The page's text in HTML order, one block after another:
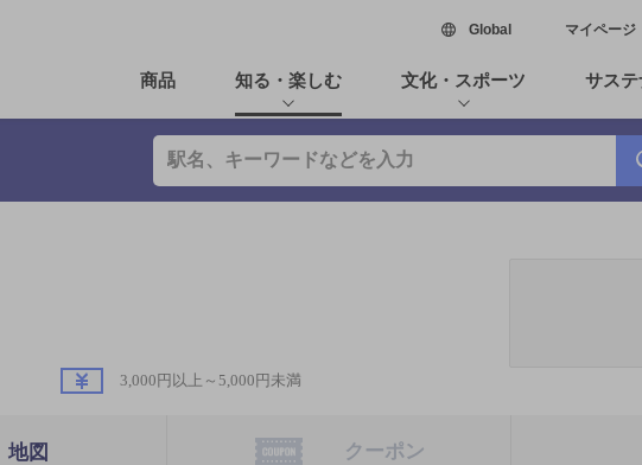
Global新しいウィンドウで
マイページ
商品 知る・楽しむ 文化・スポーツ サステ
3,000円以上～5,000円未満
地図 クーポン